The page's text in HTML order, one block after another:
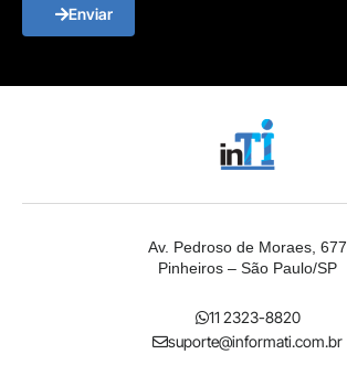
Enviar
Av. Pedroso de Moraes, 677
Pinheiros – São Paulo/SP
11 2323-8820
suporte@informati.com.br